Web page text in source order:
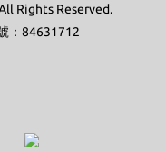
Rights Reserved.
：84631712